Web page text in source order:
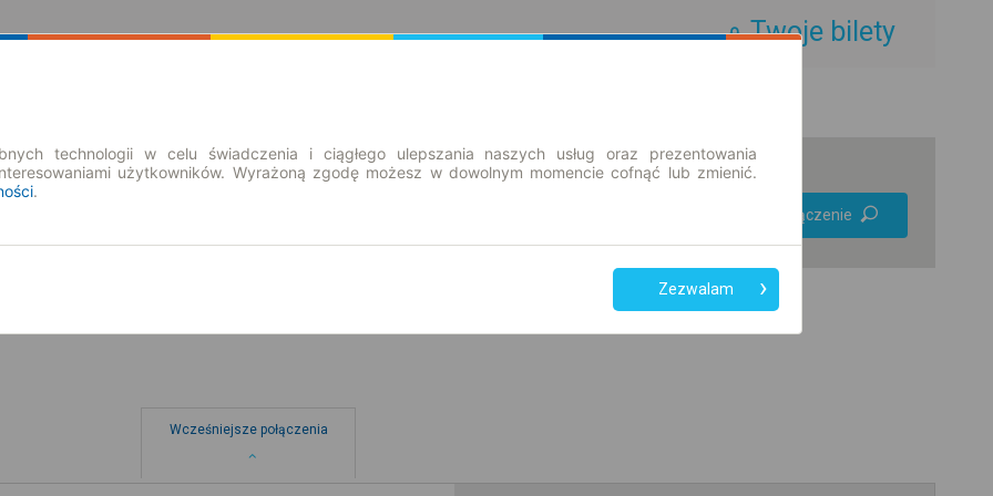
Twoje bilety
Znajdź połączenie
Wcześniejsze połączenia
technologii w celu świadczenia i ciągłego ulepszania naszych usług oraz prezentowania
użytkowników. Wyrażoną zgodę możesz w dowolnym momencie cofnąć lub zmienić.
.
Zezwalam